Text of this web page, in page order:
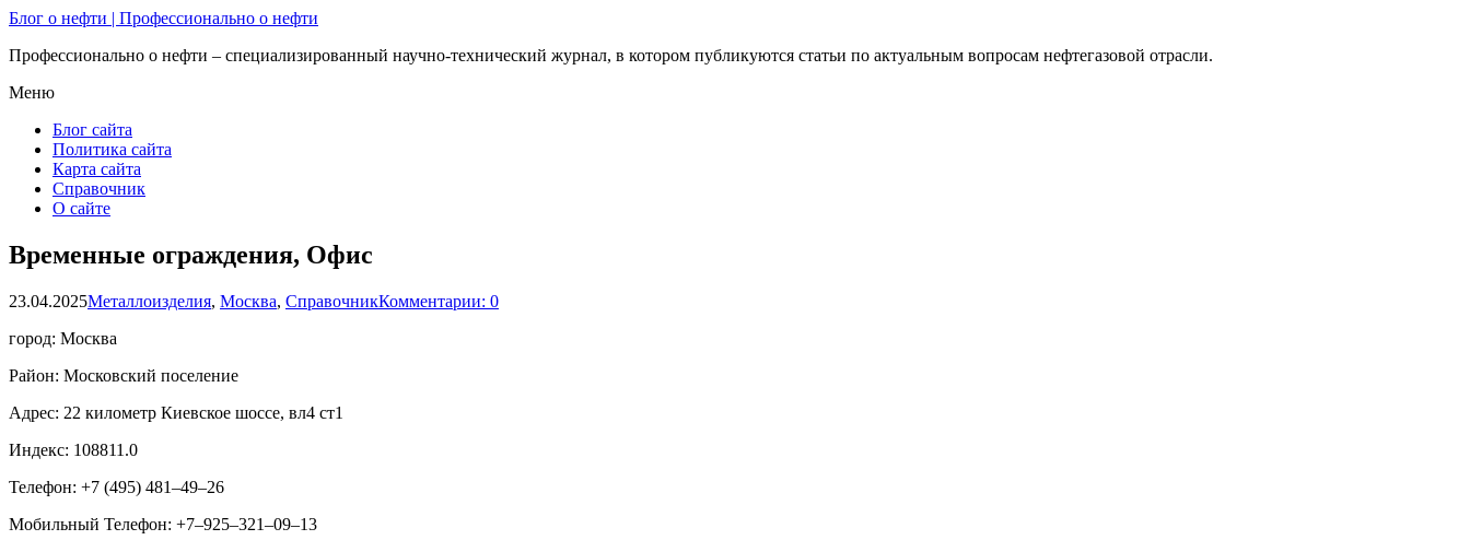
Блог о нефти | Профессионально о нефти
Профессионально о нефти – специализированный научно-технический журнал, в котором публикуются статьи по актуальным вопросам нефтегазовой отрасли.
Меню
Блог сайта
Политика сайта
Карта сайта
Справочник
О сайте
Временные ограждения, Офис
23.04.2025Металлоизделия, Москва, СправочникКомментарии: 0
город: Москва
Район: Московский поселение
Адрес: 22 километр Киевское шоссе, вл4 ст1
Индекс: 108811.0
Телефон: +7 (495) 481‒49‒26
Мобильный Телефон: +7‒925‒321‒09‒13